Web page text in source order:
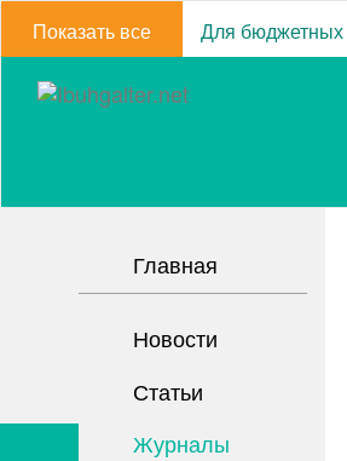
Показать все Для бюджетных
Главная
Новости
Статьи
Журналы